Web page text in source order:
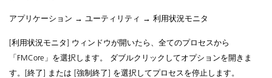
アプリケーション → ユーティリティ → 利用状況モニタ
[利用状況モニタ] ウィンドウが開いたら、全てのプロセスから
「FMCore」を選択します。
ダブルクリックしてオプションを開きま
す。[終了] または [強制終了] を選択してプロセスを停止します。